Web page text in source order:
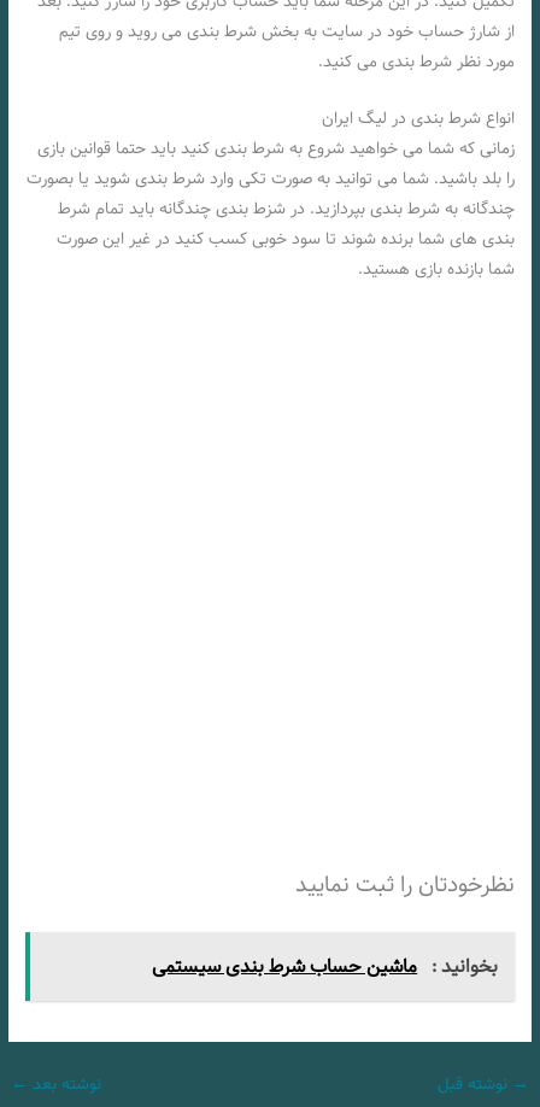
از شارژ حساب خود در سایت به بخش شرط بندی می روید و روی تیم
مورد نظر شرط بندی می کنید.
انواع شرط بندی در لیگ ایران
زمانی که شما می خواهید شروع به شرط بندی کنید باید حتما قوانین بازی
را بلد باشید. شما می توانید به صورت تکی وارد شرط بندی شوید یا بصورت
چندگانه به شرط بندی بپردازید. در شزط بندی چندگانه باید تمام شرط
بندی های شما برنده شوند تا سود خوبی کسب کنید در غیر این صورت
شما بازنده بازی هستید.
نظرخودتان را ثبت نمایید
بخوانید : ماشین حساب شرط بندی سیستمی
→ نوشته قبل نوشته بعد ←